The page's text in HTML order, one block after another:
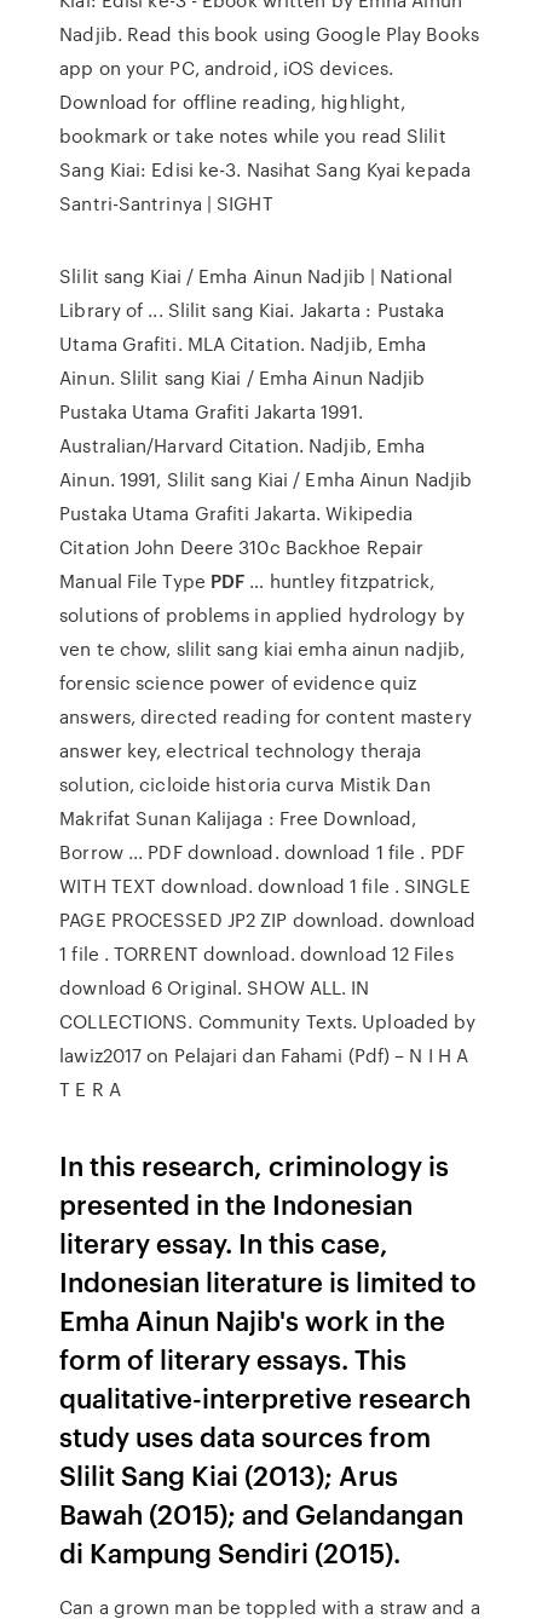
Nadjib. Read this book using Google Play Books
app on your PC, android, iOS devices.
Download for offline reading, highlight,
bookmark or take notes while you read Slilit
Sang Kiai: Edisi ke-3. Nasihat Sang Kyai kepada
Santri-Santrinya | SIGHT
Slilit sang Kiai / Emha Ainun Nadjib | National
Library of ... Slilit sang Kiai. Jakarta : Pustaka
Utama Grafiti. MLA Citation. Nadjib, Emha
Ainun. Slilit sang Kiai / Emha Ainun Nadjib
Pustaka Utama Grafiti Jakarta 1991.
Australian/Harvard Citation. Nadjib, Emha
Ainun. 1991, Slilit sang Kiai / Emha Ainun Nadjib
Pustaka Utama Grafiti Jakarta. Wikipedia
Citation John Deere 310c Backhoe Repair
Manual File Type PDF … huntley fitzpatrick,
solutions of problems in applied hydrology by
ven te chow, slilit sang kiai emha ainun nadjib,
forensic science power of evidence quiz
answers, directed reading for content mastery
answer key, electrical technology theraja
solution, cicloide historia curva Mistik Dan
Makrifat Sunan Kalijaga : Free Download,
Borrow ... PDF download. download 1 file . PDF
WITH TEXT download. download 1 file . SINGLE
PAGE PROCESSED JP2 ZIP download. download
1 file . TORRENT download. download 12 Files
download 6 Original. SHOW ALL. IN
COLLECTIONS. Community Texts. Uploaded by
lawiz2017 on Pelajari dan Fahami (Pdf) – N I H A
T E R A
In this research, criminology is
presented in the Indonesian
literary essay. In this case,
Indonesian literature is limited to
Emha Ainun Najib's work in the
form of literary essays. This
qualitative-interpretive research
study uses data sources from
Slilit Sang Kiai (2013); Arus
Bawah (2015); and Gelandangan
di Kampung Sendiri (2015).
Can a grown man be toppled with a straw and a